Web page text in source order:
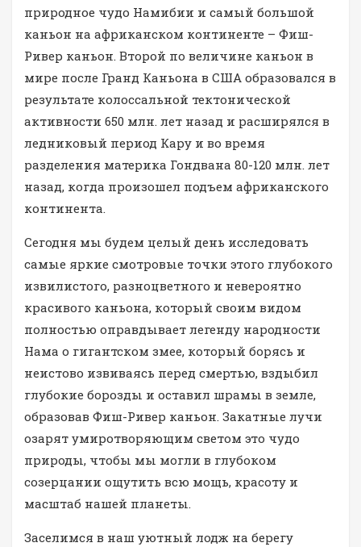
природное чудо Намибии и самый большой
каньон на африканском континенте – Фиш-
Ривер каньон. Второй по величине каньон в
мире после Гранд Каньона в США образовался в
результате колоссальной тектонической
активности 650 млн. лет назад и расширялся в
ледниковый период Кару и во время
разделения материка Гондвана 80-120 млн. лет
назад, когда произошел подъем африканского
континента.
Сегодня мы будем целый день исследовать
самые яркие смотровые точки этого глубокого
извилистого, разноцветного и невероятно
красивого каньона, который своим видом
полностью оправдывает легенду народности
Нама о гигантском змее, который борясь и
неистово извиваясь перед смертью, вздыбил
глубокие борозды и оставил шрамы в земле,
образовав Фиш-Ривер каньон. Закатные лучи
озарят умиротворяющим светом это чудо
природы, чтобы мы могли в глубоком
созерцании ощутить всю мощь, красоту и
масштаб нашей планеты.
Заселимся в наш уютный лодж на берегу